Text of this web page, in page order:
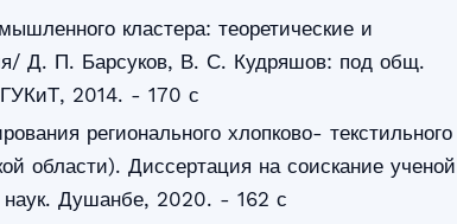
кластера: теоретические и
Д. П. Барсуков, В. С. Кудряшов: под общ.
2014. - 170 с
регионального хлопково- текстильного
области). Диссертация на соискание ученой
наук. Душанбе, 2020. - 162 с